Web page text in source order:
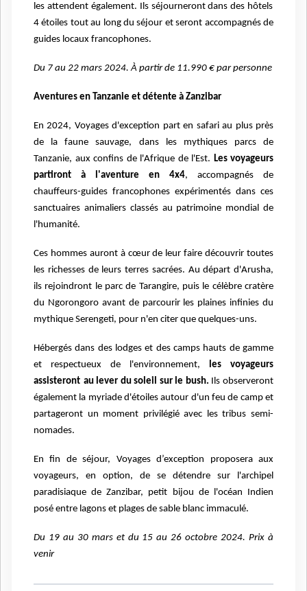
les attendent également. Ils séjournerontdans des hôtels
4 étoiles tout au long du séjour et seront accompagnés de
guides locaux francophones.
Du 7 au 22 mars 2024. À partir de 11.990 € par personne
Aventures en Tanzanie et détente à Zanzibar
En 2024, Voyages d'exception part en safari au plus près
de la faune sauvage, dans les mythiques parcs de
Tanzanie, aux confins de l'Afrique de l'Est. Les voyageurs
partiront à l'aventure en 4x4, accompagnés de
chauffeurs-guides francophones expérimentés dans ces
sanctuaires animaliers classés au patrimoine mondial de
l'humanité.
Ces hommes auront à cœur de leur faire découvrir toutes
les richesses de leurs terres sacrées. Au départ d'Arusha,
ils rejoindront le parc de Tarangire, puis le célèbre cratère
du Ngorongoro avant de parcourir les plaines infinies du
mythique Serengeti, pour n'en citer que quelques-uns.
Hébergés dans des lodges et des camps hauts de gamme
et respectueux de l'environnement, les voyageurs
assisteront au lever dusoleil sur le bush. Ilsobserveront
également la myriade d'étoiles autour d'un feu de campet
partageront un moment privilégié avec les tribus semi-
nomades.
En fin de séjour, Voyages d’exception proposera aux
voyageurs, en option, de se détendre sur l'archipel
paradisiaque de Zanzibar, petit bijou de l'océan Indien
posé entre lagons et plages de sable blanc immaculé.
Du 19 au 30 mars et du 15 au 26 octobre 2024. Prix à
venir